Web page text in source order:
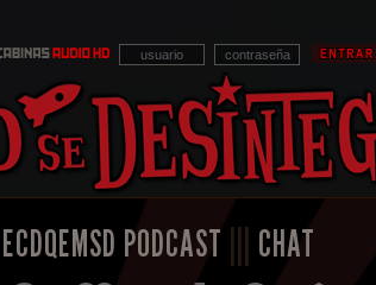
ECDQEMSD PODCAST CHAT